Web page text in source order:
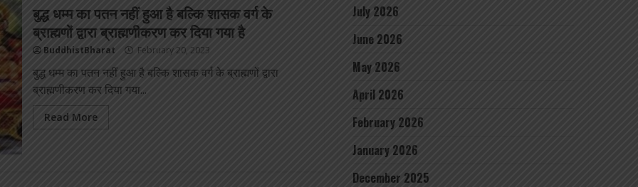
बुद्ध धम्म का पतन नहीं हुआ है बल्कि शासक वर्ग के
ब्राह्मणों द्वारा ब्राह्मणीकरण कर दिया गया है
BuddhistBharat February 20, 2023
बुद्ध धम्म का पतन नहीं हुआ है बल्कि शासक वर्ग के ब्राह्मणों द्वारा
ब्राह्मणीकरण कर दिया गया...
Read More
July 2026
June 2026
May 2026
April 2026
February 2026
January 2026
December 2025